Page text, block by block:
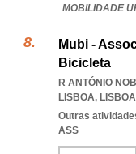
MOBILIDADE
Mubi -
Bicicleta
R ANTÓNIO
LISBOA, LISBOA
Outras
ASS